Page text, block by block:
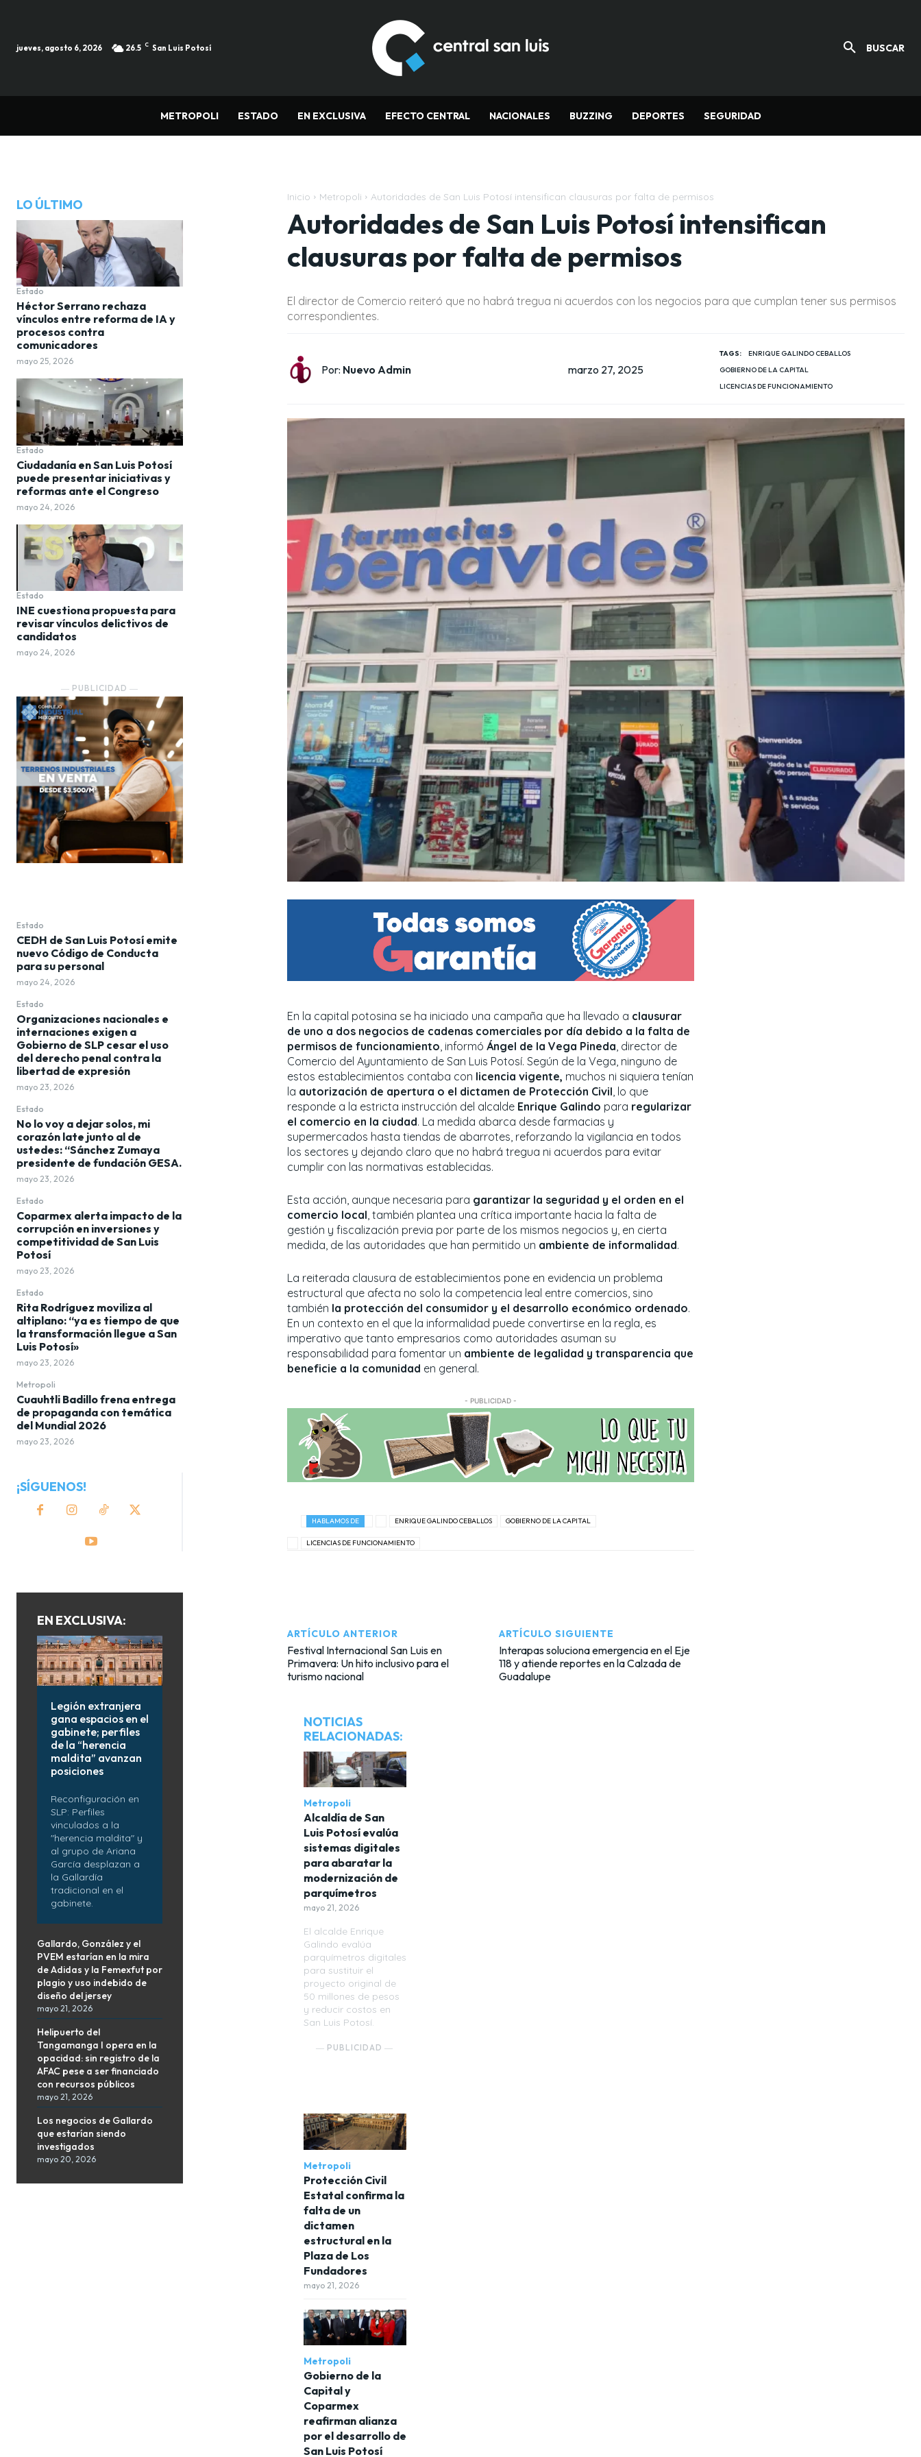
jueves, agosto 6, 2026 26.5 C San Luis Potosí BUSCAR
METROPOLI ESTADO EN EXCLUSIVA EFECTO CENTRAL NACIONALES BUZZING DEPORTES SEGURIDAD
LO ÚLTIMO
Estado
Héctor Serrano rechaza
vínculos entre reforma de IA y
procesos contra
comunicadores
mayo 25, 2026
Estado
Ciudadanía en San Luis Potosí
puede presentar iniciativas y
reformas ante el Congreso
mayo 24, 2026
Estado
INE cuestiona propuesta para
revisar vínculos delictivos de
candidatos
mayo 24, 2026
― PUBLICIDAD ―
Estado
CEDH de San Luis Potosí emite
nuevo Código de Conducta
para su personal
mayo 24, 2026
Estado
Organizaciones nacionales e
internaciones exigen a
Gobierno de SLP cesar el uso
del derecho penal contra la
libertad de expresión
mayo 23, 2026
Estado
No lo voy a dejar solos, mi
corazón late junto al de
ustedes: “Sánchez Zumaya
presidente de fundación GESA.
mayo 23, 2026
Estado
Coparmex alerta impacto de la
corrupción en inversiones y
competitividad de San Luis
Potosí
mayo 23, 2026
Estado
Rita Rodríguez moviliza al
altiplano: “ya es tiempo de que
la transformación llegue a San
Luis Potosí»
mayo 23, 2026
Metropoli
Cuauhtli Badillo frena entrega
de propaganda con temática
del Mundial 2026
mayo 23, 2026
¡SÍGUENOS!
EN EXCLUSIVA:
Legión extranjera
gana espacios en el
gabinete; perfiles
de la “herencia
maldita” avanzan
posiciones
Reconfiguración en
SLP: Perfiles
vinculados a la
"herencia maldita" y
al grupo de Ariana
García desplazan a
la Gallardía
tradicional en el
gabinete.
Gallardo, González y el
PVEM estarían en la mira
de Adidas y la Femexfut por
plagio y uso indebido de
diseño del jersey
mayo 21, 2026
Helipuerto del
Tangamanga I opera en la
opacidad: sin registro de la
AFAC pese a ser financiado
con recursos públicos
mayo 21, 2026
Los negocios de Gallardo
que estarían siendo
investigados
mayo 20, 2026
Inicio Metropoli Autoridades de San Luis Potosí intensifican clausuras por falta de permisos
Autoridades de San Luis Potosí intensifican
clausuras por falta de permisos
El director de Comercio reiteró que no habrá tregua ni acuerdos con los negocios para que cumplan tener sus permisos
correspondientes.
Por: Nuevo Admin marzo 27, 2025
TAGS:
ENRIQUE GALINDO CEBALLOS
GOBIERNO DE LA CAPITAL
LICENCIAS DE FUNCIONAMIENTO
En la capital potosina se ha iniciado una campaña que ha llevado a clausurar
de uno a dos negocios de cadenas comerciales por día debido a la falta de
permisos de funcionamiento , informó Ángel de la Vega Pineda , director de
Comercio del Ayuntamiento de San Luis Potosí. Según de la Vega, ninguno de
estos establecimientos contaba con licencia vigente, muchos ni siquiera tenían
la autorización de apertura o el dictamen de Protección Civil , lo que
responde a la estricta instrucción del alcalde Enrique Galindo para regularizar
el comercio en la ciudad. La medida abarca desde farmacias y
supermercados hasta tiendas de abarrotes, reforzando la vigilancia en todos
los sectores y dejando claro que no habrá tregua ni acuerdos para evitar
cumplir con las normativas establecidas.
Esta acción, aunque necesaria para garantizar la seguridad y el orden en el
comercio local , también plantea una crítica importante hacia la falta de
gestión y fiscalización previa por parte de los mismos negocios y, en cierta
medida, de las autoridades que han permitido un ambiente de informalidad.
La reiterada clausura de establecimientos pone en evidencia un problema
estructural que afecta no solo la competencia leal entre comercios, sino
también la protección del consumidor y el desarrollo económico ordenado.
En un contexto en el que la informalidad puede convertirse en la regla, es
imperativo que tanto empresarios como autoridades asuman su
responsabilidad para fomentar un ambiente de legalidad y transparencia que
beneficie a la comunidad en general.
- PUBLICIDAD -
HABLAMOS DE ENRIQUE GALINDO CEBALLOS GOBIERNO DE LA CAPITAL
LICENCIAS DE FUNCIONAMIENTO
ARTÍCULO ANTERIOR
Festival Internacional San Luis en
Primavera: Un hito inclusivo para el
turismo nacional
ARTÍCULO SIGUIENTE
Interapas soluciona emergencia en el Eje
118 y atiende reportes en la Calzada de
Guadalupe
NOTICIAS
RELACIONADAS:
Metropoli
Alcaldía de San
Luis Potosí evalúa
sistemas digitales
para abaratar la
modernización de
parquímetros
mayo 21, 2026
El alcalde Enrique
Galindo evalúa
parquímetros digitales
para sustituir el
proyecto original de
50 millones de pesos
y reducir costos en
San Luis Potosí.
― PUBLICIDAD ―
Metropoli
Protección Civil
Estatal confirma la
falta de un
dictamen
estructural en la
Plaza de Los
Fundadores
mayo 21, 2026
Metropoli
Gobierno de la
Capital y
Coparmex
reafirman alianza
por el desarrollo de
San Luis Potosí